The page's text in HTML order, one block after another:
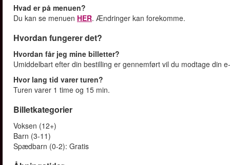
Hvad er på menuen?
Du kan se menuen HER. Ændringer kan forekomme.
Hvordan fungerer det?
Hvordan får jeg mine billetter?
Umiddelbart efter din bestilling er gennemført vil du modtage din
Hvor lang tid varer turen?
Turen varer 1 time og 15 min.
Billetkategorier
Voksen (12+)
Barn (3-11)
Spædbarn (0-2): Gratis